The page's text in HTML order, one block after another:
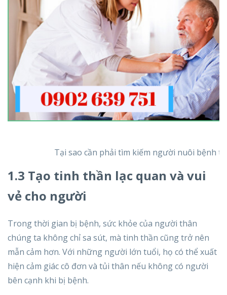
Tại sao cần phải tìm kiếm người nuôi bệnh
1.3 Tạo tinh thần lạc quan và vui
vẻ cho người
Trong thời gian bị bệnh, sức khỏe của người thân
chúng ta không chỉ sa sút, mà tinh thần cũng trở nên
mẫn cảm hơn. Với những người lớn tuổi, họ có thể xuất
hiện cảm giác cô đơn và tủi thân nếu không có người
bên cạnh khi bị bệnh.